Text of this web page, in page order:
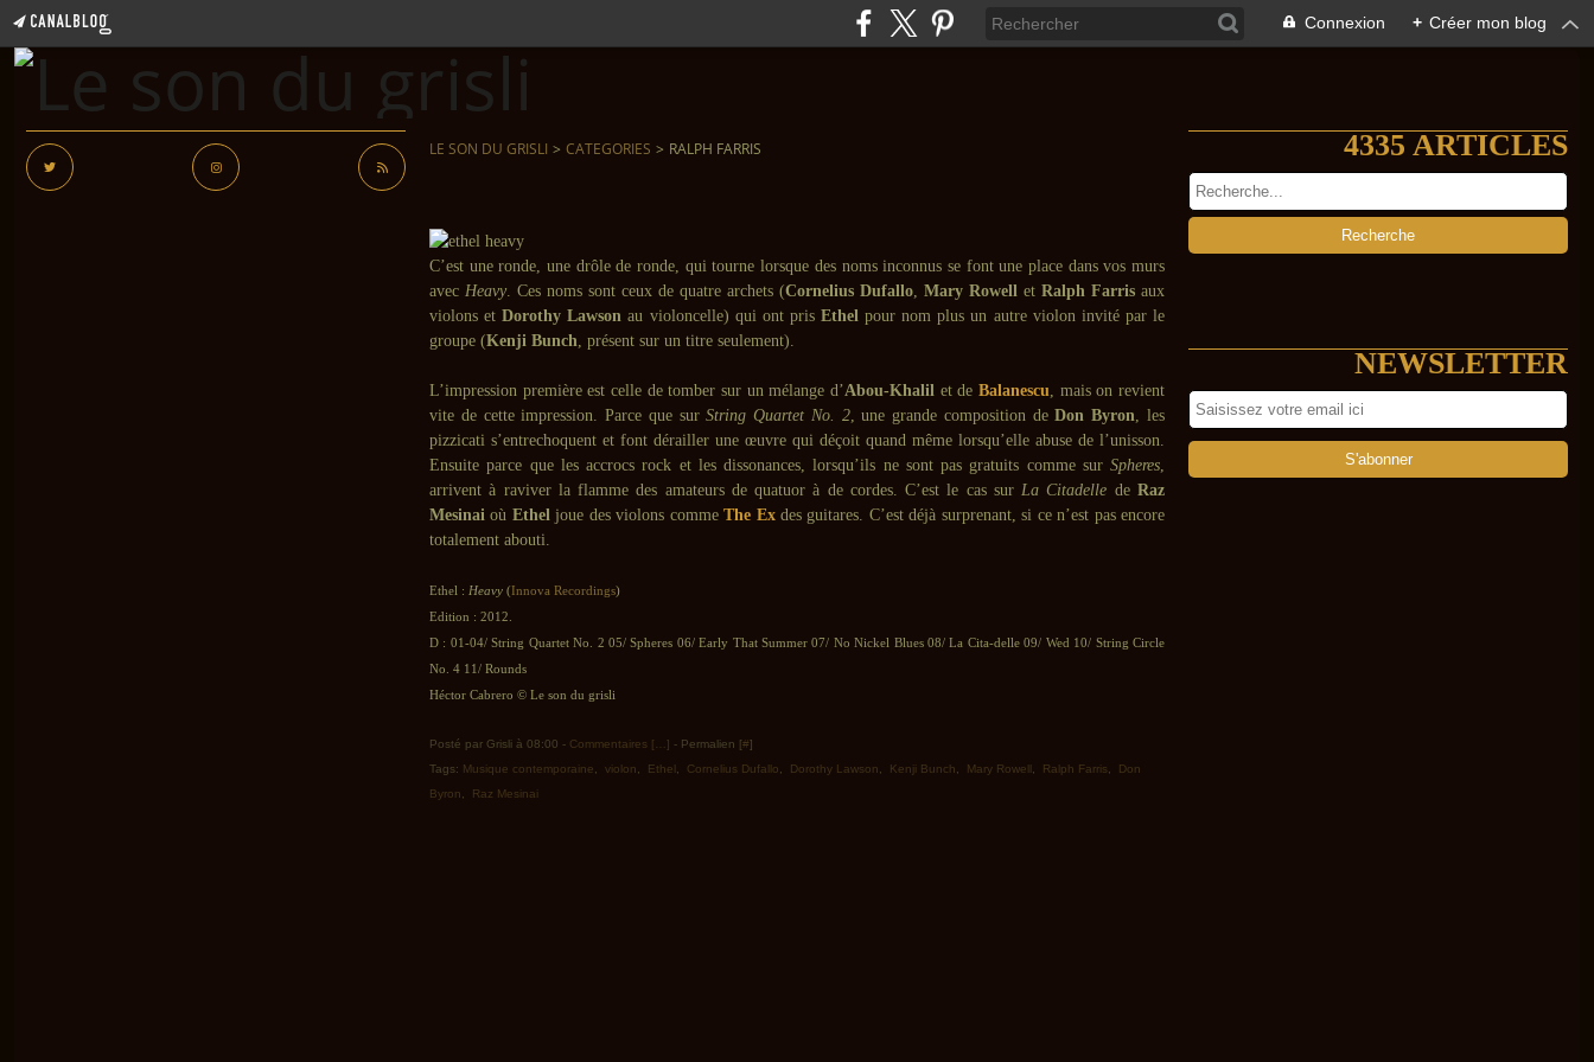
Connexion + Créer mon blog
LE SON DU GRISLI > CATEGORIES > RALPH FARRIS
C’est une ronde, une drôle de ronde, qui tourne lorsque des noms inconnus se font une place dans vos murs
avec Heavy. Ces noms sont ceux de quatre archets (Cornelius Dufallo, Mary Rowell et Ralph Farris aux
violons et Dorothy Lawson au violoncelle) qui ont prisEthel pour nom plus un autre violon invité par le
groupe (Kenji Bunch, présent sur un titre seulement).
L’impression première est celle de tomber sur un mélange d’Abou-Khalil et de Balanescu, mais on revient
vite de cette impression. Parce que surString Quartet No. 2, une grande composition deDon Byron, les
pizzicati s’entrechoquent et font dérailler une œuvre qui déçoit quand même lorsqu’elle abuse de l’unisson.
Ensuite parce que les accrocs rock et les dissonances, lorsqu’ils ne sont pas gratuits comme sur Spheres,
arrivent à raviver la flamme des amateurs de quatuor à de cordes. C’est le cas surLa Citadelle deRaz
Mesinai où Etheljoue des violons commeThe Exdes guitares. C’est déjà surprenant, si ce n’est pas encore
totalement abouti.
Ethel : Heavy (Innova Recordings)
Edition : 2012.
D : 01-04/ String Quartet No. 2 05/ Spheres 06/ Early That Summer 07/ No Nickel Blues 08/ La Cita-delle 09/ Wed 10/ String Circle
No. 4 11/ Rounds
Héctor Cabrero © Le son du grisli
Posté par Grisli à 08:00 - Commentaires [ ] - Permalien [#]
Tags: Musique contemporaine violon Ethel Cornelius Dufallo Dorothy Lawson Kenji Bunch Mary Rowell Ralph Farris
Don
Byron
Raz Mesinai
4335 ARTICLES
NEWSLETTER